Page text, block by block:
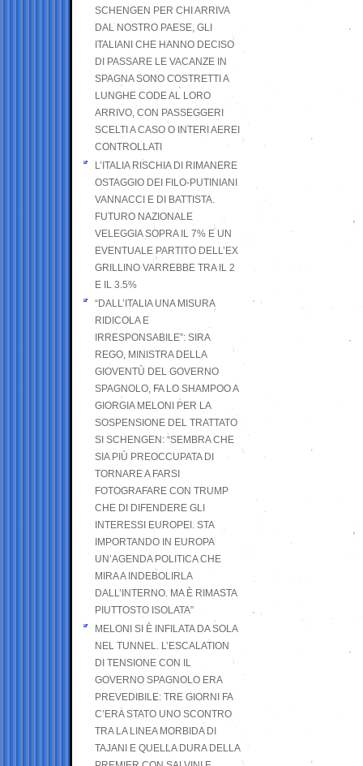
SCHENGEN PER CHI ARRIVA
DAL NOSTRO PAESE, GLI
ITALIANI CHE HANNO DECISO
DI PASSARE LE VACANZE IN
SPAGNA SONO COSTRETTI A
LUNGHE CODE AL LORO
ARRIVO, CON PASSEGGERI
SCELTI A CASO O INTERI AEREI
CONTROLLATI
L’ITALIA RISCHIA DI RIMANERE
OSTAGGIO DEI FILO-PUTINIANI
VANNACCI E DI BATTISTA.
FUTURO NAZIONALE
VELEGGIA SOPRA IL 7% E UN
EVENTUALE PARTITO DELL’EX
GRILLINO VARREBBE TRA IL 2
E IL 3.5%
“DALL’ITALIA UNA MISURA
RIDICOLA E
IRRESPONSABILE”: SIRA
REGO, MINISTRA DELLA
GIOVENTÙ DEL GOVERNO
SPAGNOLO, FA LO SHAMPOO A
GIORGIA MELONI PER LA
SOSPENSIONE DEL TRATTATO
SI SCHENGEN: “SEMBRA CHE
SIA PIÙ PREOCCUPATA DI
TORNARE A FARSI
FOTOGRAFARE CON TRUMP
CHE DI DIFENDERE GLI
INTERESSI EUROPEI. STA
IMPORTANDO IN EUROPA
UN’AGENDA POLITICA CHE
MIRA A INDEBOLIRLA
DALL’INTERNO. MA È RIMASTA
PIUTTOSTO ISOLATA”
MELONI SI È INFILATA DA SOLA
NEL TUNNEL. L’ESCALATION
DI TENSIONE CON IL
GOVERNO SPAGNOLO ERA
PREVEDIBILE: TRE GIORNI FA
C’ERA STATO UNO SCONTRO
TRA LA LINEA MORBIDA DI
TAJANI E QUELLA DURA DELLA